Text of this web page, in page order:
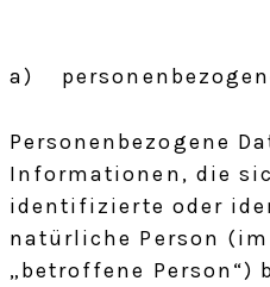
a)
Personenbezogene
Informationen, die
identifizierte oder
natürliche Person (im
„betroffene Person“)